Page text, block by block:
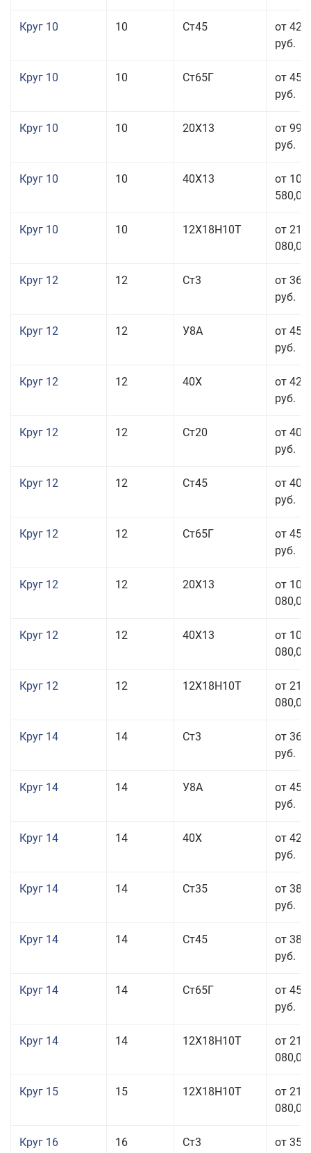
Круг 10 10 Ст45
от 42
руб.
Круг 10 10 Ст65Г
от 45
руб.
Круг 10 10 20Х13
от 99
руб.
Круг 10 10 40Х13
от 106
580,00
Круг 10 10 12Х18Н10Т
от 215
080,00
Круг 12 12 Ст3
от 36
руб.
Круг 12 12 У8А
от 45
руб.
Круг 12 12 40Х
от 42
руб.
Круг 12 12 Ст20
от 40
руб.
Круг 12 12 Ст45
от 40
руб.
Круг 12 12 Ст65Г
от 45
руб.
Круг 12 12 20Х13
от 103
080,00
Круг 12 12 40Х13
от 103
080,00
Круг 12 12 12Х18Н10Т
от 212
080,00
Круг 14 14 Ст3
от 36
руб.
Круг 14 14 У8А
от 45
руб.
Круг 14 14 40Х
от 42
руб.
Круг 14 14 Ст35
от 38
руб.
Круг 14 14 Ст45
от 38
руб.
Круг 14 14 Ст65Г
от 45
руб.
Круг 14 14 12Х18Н10Т
от 211
080,00
Круг 15 15 12Х18Н10Т
от 211
080,00
Круг 16 16 Ст3
от 35